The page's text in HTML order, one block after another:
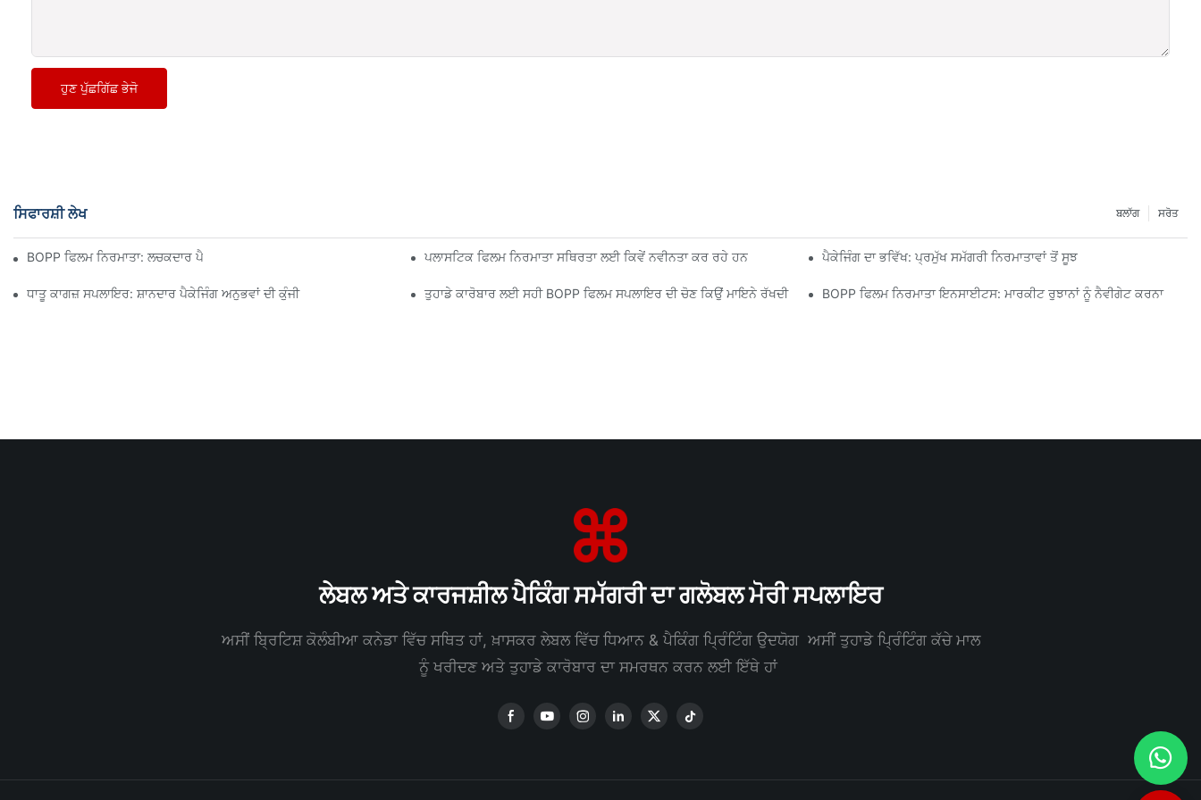
ਹੁਣ ਪੁੱਛਗਿੱਛ ਭੇਜੋ
ਸਿਫਾਰਸ਼ੀ ਲੇਖ ਸਰੋਤ
ਬਲਾੱਗ
BOPP ਫਿਲਮ ਨਿਰਮਾਤਾ: ਲਚਕਦਾਰ ਪੈਕੇਜਿੰਗ ਦੀ ਰੀੜ੍ਹ ਦੀ ਹੱਡੀ ਪਲਾਸਟਿਕ ਫਿਲਮ ਨਿਰਮਾਤਾ ਸਥਿਰਤਾ ਲਈ ਕਿਵੇਂ ਨਵੀਨਤਾ ਕਰ ਰਹੇ ਹਨ ਪੈਕੇਜਿੰਗ ਦਾ ਭਵਿੱਖ: ਪ੍ਰਮੁੱਖ ਸਮੱਗਰੀ ਨਿਰਮਾਤਾਵਾਂ ਤੋਂ ਸੂਝ
ਧਾਤੂ ਕਾਗਜ਼ ਸਪਲਾਇਰ: ਸ਼ਾਨਦਾਰ ਪੈਕੇਜਿੰਗ ਅਨੁਭਵਾਂ ਦੀ ਕੁੰਜੀ ਤੁਹਾਡੇ ਕਾਰੋਬਾਰ ਲਈ ਸਹੀ BOPP ਫਿਲਮ ਸਪਲਾਇਰ ਦੀ ਚੋਣ ਕਿਉਂ ਮਾਇਨੇ ਰੱਖਦੀ ਹੈ BOPP ਫਿਲਮ ਨਿਰਮਾਤਾ ਇਨਸਾਈਟਸ: ਮਾਰਕੀਟ ਰੁਝਾਨਾਂ ਨੂੰ ਨੈਵੀਗੇਟ ਕਰਨਾ
ਲੇਬਲ ਅਤੇ ਕਾਰਜਸ਼ੀਲ ਪੈਕਿੰਗ ਸਮੱਗਰੀ ਦਾ ਗਲੋਬਲ ਮੋਰੀ ਸਪਲਾਇਰ
ਅਸੀਂ ਬ੍ਰਿਟਿਸ਼ ਕੋਲੰਬੀਆ ਕਨੇਡਾ ਵਿੱਚ ਸਥਿਤ ਹਾਂ, ਖ਼ਾਸਕਰ ਲੇਬਲ ਵਿੱਚ ਧਿਆਨ & ਪੈਕਿੰਗ ਪ੍ਰਿੰਟਿੰਗ ਉਦਯੋਗ ਅਸੀਂ ਤੁਹਾਡੇ ਪ੍ਰਿੰਟਿੰਗ ਕੱਚੇ ਮਾਲ
ਨੂੰ ਖਰੀਦਣ ਅਤੇ ਤੁਹਾਡੇ ਕਾਰੋਬਾਰ ਦਾ ਸਮਰਥਨ ਕਰਨ ਲਈ ਇੱਥੇ ਹਾਂ